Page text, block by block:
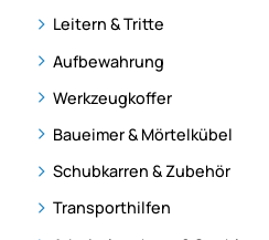
Leitern & Tritte
Aufbewahrung
Werkzeugkoffer
Baueimer & Mörtelkübel
Schubkarren & Zubehör
Transporthilfen